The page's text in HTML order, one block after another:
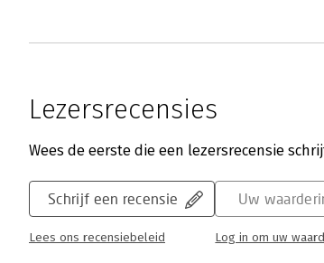
Lezersrecensies
Wees de eerste die een lezersrecensie
Schrijf een recensie
Lees ons recensiebeleid
Uw
Log in om uw